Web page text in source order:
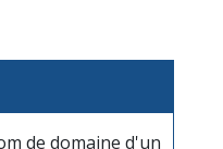
de domaine d'un